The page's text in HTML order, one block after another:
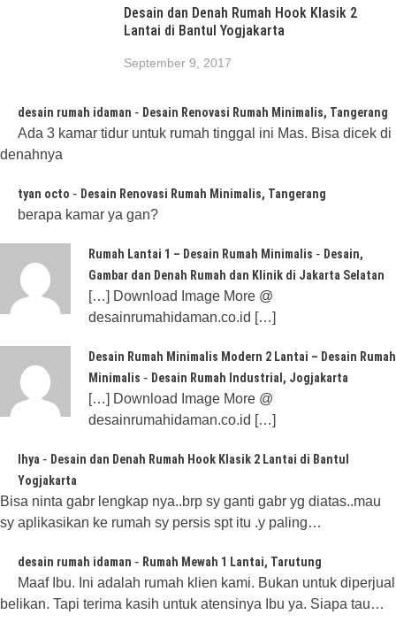
Desain dan Denah Rumah Hook Klasik 2
Lantai di Bantul Yogjakarta
September 9, 2017
desain rumah idaman - Desain Renovasi Rumah Minimalis, Tangerang
Ada 3 kamar tidur untuk rumah tinggal ini Mas. Bisa dicek di
denahnya
tyan octo - Desain Renovasi Rumah Minimalis, Tangerang
berapa kamar ya gan?
Rumah Lantai 1 – Desain Rumah Minimalis - Desain,
Gambar dan Denah Rumah dan Klinik di Jakarta Selatan
[…] Download Image More @
desainrumahidaman.co.id […]
Desain Rumah Minimalis Modern 2 Lantai – Desain Rumah
Minimalis - Desain Rumah Industrial, Jogjakarta
[…] Download Image More @
desainrumahidaman.co.id […]
Ihya - Desain dan Denah Rumah Hook Klasik 2 Lantai di Bantul
Yogjakarta
Bisa ninta gabr lengkap nya..brp sy ganti gabr yg diatas..mau
sy aplikasikan ke rumah sy persis spt itu .y paling…
desain rumah idaman - Rumah Mewah 1 Lantai, Tarutung
Maaf Ibu. Ini adalah rumah klien kami. Bukan untuk diperjual
belikan. Tapi terima kasih untuk atensinya Ibu ya. Siapa tau…